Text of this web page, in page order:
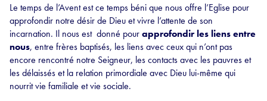
Le temps de l’Avent est ce temps béni que nous offre l’Eglise pour
approfondir notre désir de Dieu et vivre l’attente de son
incarnation. Il nous est donné pourapprofondir les liens entre
nous, entre frères baptisés, les liens avec ceux qui n’ont pas
encore rencontré notre Seigneur, les contacts avec les pauvres et
les délaissés et la relation primordiale avec Dieu lui-même qui
nourrit vie familiale et vie sociale.